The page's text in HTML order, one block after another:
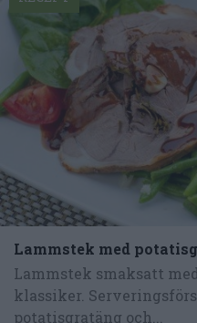
Lammstek med
Lammstek smaksatt
klassiker.
potatisgratäng och...